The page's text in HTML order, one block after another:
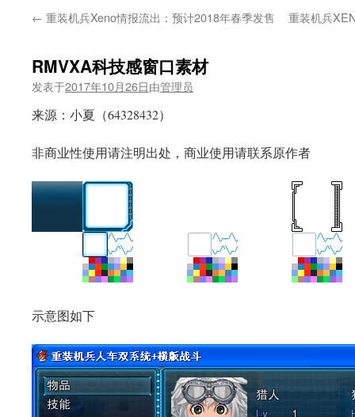
← 重装机兵Xeno情报流出：预计2018年春季发售 重装机兵
RMVXA科技感窗口素材
发表于2017年10月26日由管理员
来源：小夏（64328432）
非商业性使用请注明出处，商业使用请联系原作者
示意图如下